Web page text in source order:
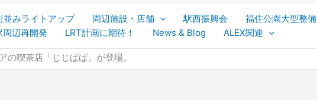
並みライトアップ 周辺施設・店舗 駅西振興会 福住公園大型整備
辺再開発
LRT計画に期待！ News & Blog ALEX関連
喫茶店「じじばば」が登場。